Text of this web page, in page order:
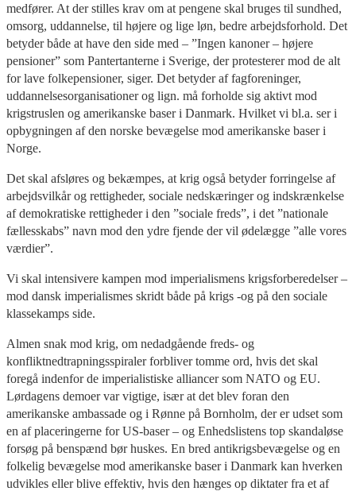
medfører. At der stilles krav om at pengene skal bruges til sundhed,
omsorg, uddannelse, til højere og lige løn, bedre arbejdsforhold. Det
betyder både at have den side med – ”Ingen kanoner – højere
pensioner” som Pantertanterne i Sverige, der protesterer mod de alt
for lave folkepensioner, siger. Det betyder af fagforeninger,
uddannelsesorganisationer og lign. må forholde sig aktivt mod
krigstruslen og amerikanske baser i Danmark. Hvilket vi bl.a. ser i
opbygningen af den norske bevægelse mod amerikanske baser i
Norge.
Det skal afsløres og bekæmpes, at krig også betyder forringelse af
arbejdsvilkår og rettigheder, sociale nedskæringer og indskrænkelse
af demokratiske rettigheder i den ”sociale freds”, i det ”nationale
fællesskabs” navn mod den ydre fjende der vil ødelægge ”alle vores
værdier”.
Vi skal intensivere kampen mod imperialismens krigsforberedelser –
mod dansk imperialismes skridt både på krigs -og på den sociale
klassekamps side.
Almen snak mod krig, om nedadgående freds- og
konfliktnedtrapningsspiraler forbliver tomme ord, hvis det skal
foregå indenfor de imperialistiske alliancer som NATO og EU.
Lørdagens demoer var vigtige, især at det blev foran den
amerikanske ambassade og i Rønne på Bornholm, der er udset som
en af placeringerne for US-baser – og Enhedslistens top skandaløse
forsøg på benspænd bør huskes. En bred antikrigsbevægelse og en
folkelig bevægelse mod amerikanske baser i Danmark kan hverken
udvikles eller blive effektiv, hvis den hænges op diktater fra et af